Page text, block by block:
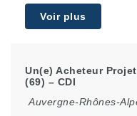
Voir plus
Un(e) Acheteur
(69) – CDI
Auvergne-Rhônes-